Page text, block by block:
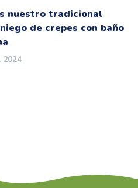
nuestro tradicional
de crepes con baño
2024